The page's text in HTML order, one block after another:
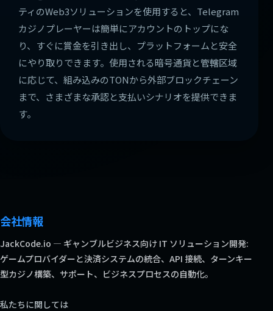
ティのWeb3ソリューションを使用すると、Telegram
カジノプレーヤーは簡単にアカウントのトップにな
り、すぐに賞金を引き出し、プラットフォームと安全
にやり取りできます。使用される暗号通貨と管轄区域
に応じて、組み込みのTONから外部ブロックチェーン
まで、さまざまな承認と支払いシナリオを提供できま
す。
会社情報
JackCode.io — ギャンブルビジネス向け IT ソリューション開発:
ゲームプロバイダーと決済システムの統合、API 接続、ターンキー
型カジノ構築、サポート、ビジネスプロセスの自動化。
私たちに関しては